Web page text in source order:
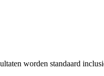
worden standaard